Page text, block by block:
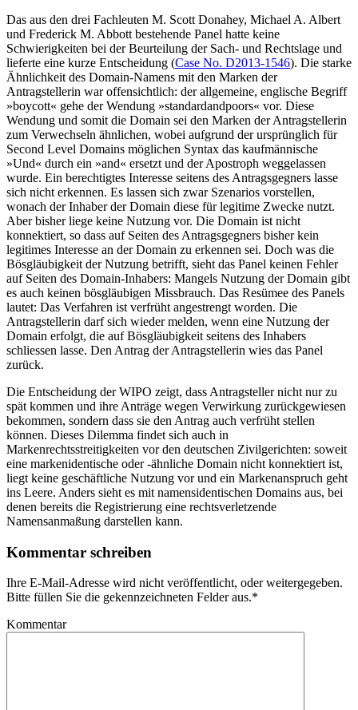
Das aus den drei Fachleuten M. Scott Donahey, Michael A. Albert
und Frederick M. Abbott bestehende Panel hatte keine
Schwierigkeiten bei der Beurteilung der Sach- und Rechtslage und
lieferte eine kurze Entscheidung (Case No. D2013-1546). Die starke
Ähnlichkeit des Domain-Namens mit den Marken der
Antragstellerin war offensichtlich: der allgemeine, englische Begriff
»boycott« gehe der Wendung »standardandpoors« vor. Diese
Wendung und somit die Domain sei den Marken der Antragstellerin
zum Verwechseln ähnlichen, wobei aufgrund der ursprünglich für
Second Level Domains möglichen Syntax das kaufmännische
»Und« durch ein »and« ersetzt und der Apostroph weggelassen
wurde. Ein berechtigtes Interesse seitens des Antragsgegners lasse
sich nicht erkennen. Es lassen sich zwar Szenarios vorstellen,
wonach der Inhaber der Domain diese für legitime Zwecke nutzt.
Aber bisher liege keine Nutzung vor. Die Domain ist nicht
konnektiert, so dass auf Seiten des Antragsgegners bisher kein
legitimes Interesse an der Domain zu erkennen sei. Doch was die
Bösgläubigkeit der Nutzung betrifft, sieht das Panel keinen Fehler
auf Seiten des Domain-Inhabers: Mangels Nutzung der Domain gibt
es auch keinen bösgläubigen Missbrauch. Das Resümee des Panels
lautet: Das Verfahren ist verfrüht angestrengt worden. Die
Antragstellerin darf sich wieder melden, wenn eine Nutzung der
Domain erfolgt, die auf Bösgläubigkeit seitens des Inhabers
schliessen lasse. Den Antrag der Antragstellerin wies das Panel
zurück.
Die Entscheidung der WIPO zeigt, dass Antragsteller nicht nur zu
spät kommen und ihre Anträge wegen Verwirkung zurückgewiesen
bekommen, sondern dass sie den Antrag auch verfrüht stellen
können. Dieses Dilemma findet sich auch in
Markenrechtsstreitigkeiten vor den deutschen Zivilgerichten: soweit
eine markenidentische oder -ähnliche Domain nicht konnektiert ist,
liegt keine geschäftliche Nutzung vor und ein Markenanspruch geht
ins Leere. Anders sieht es mit namensidentischen Domains aus, bei
denen bereits die Registrierung eine rechtsverletzende
Namensanmaßung darstellen kann.
Kommentar schreiben
Ihre E-Mail-Adresse wird nicht veröffentlicht, oder weitergegeben.
Bitte füllen Sie die gekennzeichneten Felder aus.*
Kommentar